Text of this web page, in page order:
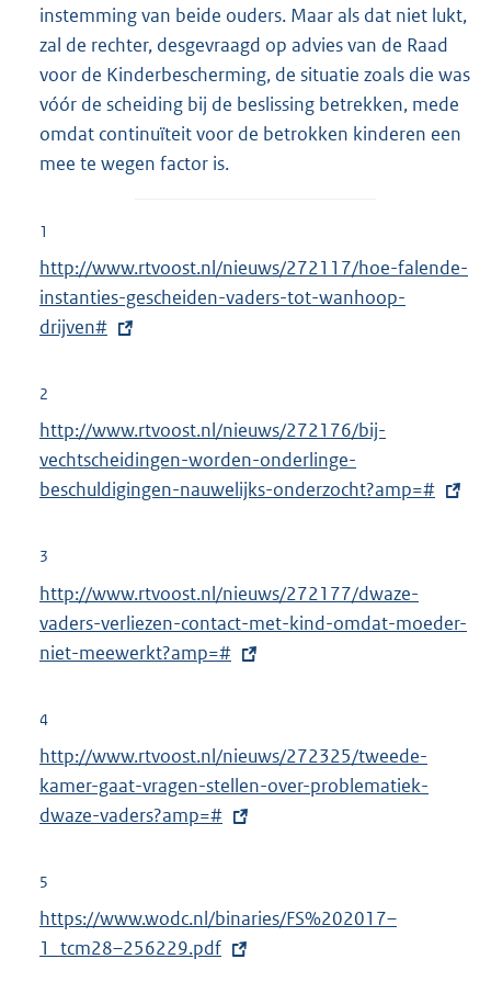
instemming van beide ouders. Maar als dat niet lukt,
zal de rechter, desgevraagd op advies van de Raad
voor de Kinderbescherming, de situatie zoals die was
vóór de scheiding bij de beslissing betrekken, mede
omdat continuïteit voor de betrokken kinderen een
mee te wegen factor is.
1
E
x
t
r
e
l
i
k
:
http://www.rtvoost.nl/nieuws/272117/hoe-falende-
instanties-gescheiden-vaders-tot-wanhoop-
drijven#
2
E
x
t
r
e
l
i
k
:
http://www.rtvoost.nl/nieuws/272176/bij-
vechtscheidingen-worden-onderlinge-
beschuldigingen-nauwelijks-onderzocht?amp=#
3
E
x
t
r
e
l
i
k
:
http://www.rtvoost.nl/nieuws/272177/dwaze-
vaders-verliezen-contact-met-kind-omdat-moeder-
niet-meewerkt?amp=#
4
E
x
t
r
e
l
http://www.rtvoost.nl/nieuws/272325/tweede-
kamer-gaat-vragen-stellen-over-problematiek-
dwaze-vaders?amp=#
5
E
x
https://www.wodc.nl/binaries/FS%202017–
1_tcm28–256229.pdf